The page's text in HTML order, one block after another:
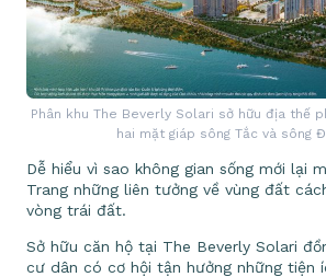
Phân khu The Beverly Solari sở hữu địa thế
hai mặt giáp sông Tắc và sông
Dễ hiểu vì sao không gian sống mới lại
Trang những liên tưởng về vùng đất
vòng trái đất.
Sở hữu căn hộ tại The Beverly Solari
cư dân có cơ hội tận hưởng những tiện